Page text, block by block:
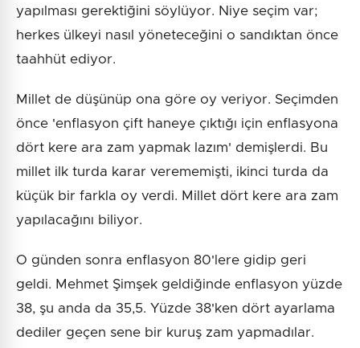
yapılması gerektiğini söylüyor. Niye seçim var;
herkes ülkeyi nasıl yöneteceğini o sandıktan önce
taahhüt ediyor.
Millet de düşünüp ona göre oy veriyor. Seçimden
önce 'enflasyon çift haneye çıktığı için enflasyona
dört kere ara zam yapmak lazım' demişlerdi. Bu
millet ilk turda karar verememişti, ikinci turda da
küçük bir farkla oy verdi. Millet dört kere ara zam
yapılacağını biliyor.
O günden sonra enflasyon 80'lere gidip geri
geldi. Mehmet Şimşek geldiğinde enflasyon yüzde
38, şu anda da 35,5. Yüzde 38'ken dört ayarlama
dediler geçen sene bir kuruş zam yapmadılar.